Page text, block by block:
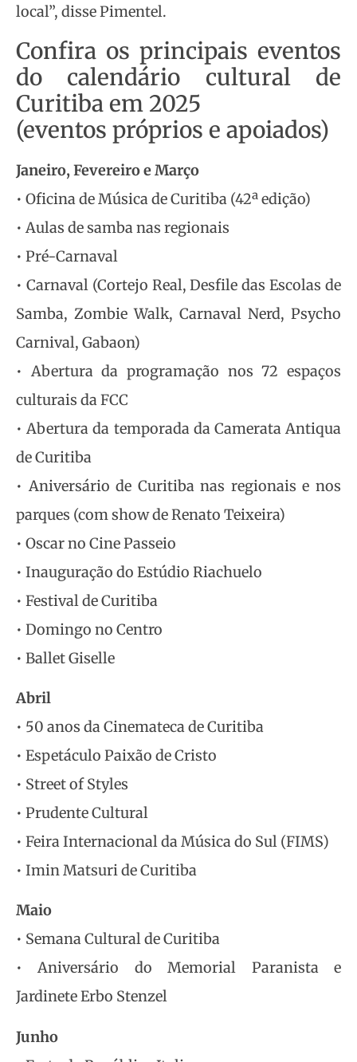
local”, disse Pimentel.
Confira os principais eventos
do calendário cultural de
Curitiba em 2025
(eventos próprios e apoiados)
Janeiro, Fevereiro e Março
• Oficina de Música de Curitiba (42ª edição)
• Aulas de samba nas regionais
• Pré-Carnaval
• Carnaval (Cortejo Real, Desfile das Escolas de
Samba, Zombie Walk, Carnaval Nerd, Psycho
Carnival, Gabaon)
• Abertura da programação nos 72 espaços
culturais da FCC
• Abertura da temporada da Camerata Antiqua
de Curitiba
• Aniversário de Curitiba nas regionais e nos
parques (com show de Renato Teixeira)
• Oscar no Cine Passeio
• Inauguração do Estúdio Riachuelo
• Festival de Curitiba
• Domingo no Centro
• Ballet Giselle
Abril
• 50 anos da Cinemateca de Curitiba
• Espetáculo Paixão de Cristo
• Street of Styles
• Prudente Cultural
• Feira Internacional da Música do Sul (FIMS)
• Imin Matsuri de Curitiba
Maio
• Semana Cultural de Curitiba
• Aniversário do Memorial Paranista e
Jardinete Erbo Stenzel
Junho